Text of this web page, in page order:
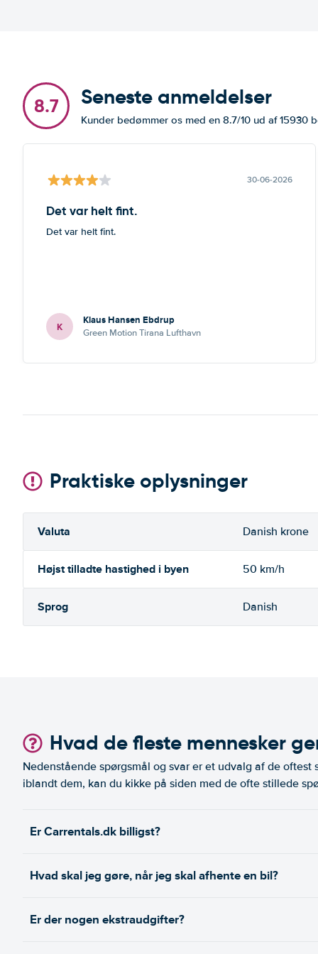
8.7 Seneste anmeldelser
Kunder bedømmer os med en 8.7/10 ud af 15930
30-06-2026
Det var helt fint.
Det var helt fint.
K Klaus Hansen Ebdrup
Green Motion Tirana Lufthavn
Praktiske oplysninger
Valuta Danish krone
Højst tilladte hastighed i byen 50 km/h
Sprog Danish
Hvad de fleste mennesker
Nedenstående spørgsmål og svar er et udvalg af de
iblandt dem, kan du kikke på siden med de ofte stillede
Er Carrentals.dk billigst?
Hvad skal jeg gøre, når jeg skal afhente en bil?
Er der nogen ekstraudgifter?